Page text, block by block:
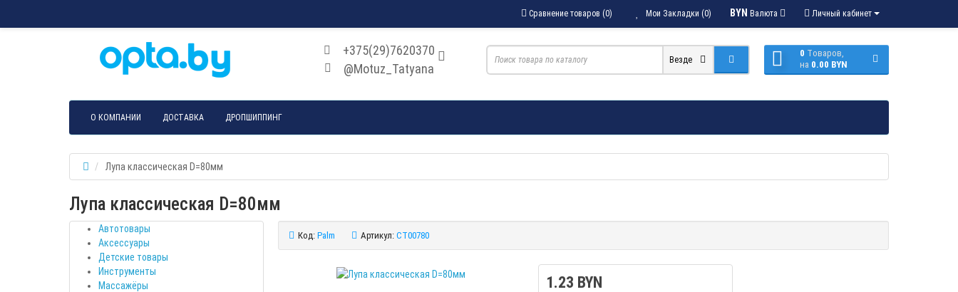
Личный кабинет
BYN Валюта
Мои Закладки (0)
Сравнение товаров (0)
+375(29)7620370
@Motuz_Tatyana
0 Tоваров,
на 0.00 BYN
Везде
О КОМПАНИИ ДОСТАВКА ДРОПШИППИНГ
Лупа классическая D=80мм
Лупа классическая D=80мм
Автотовары
Аксессуары
Детские товары
Инструменты
Массажёры
Код: Palm Артикул: CT00780
1.23 BYN